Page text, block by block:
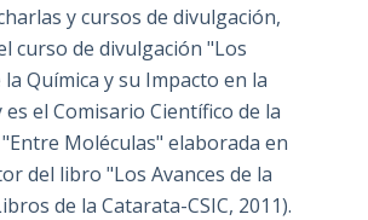
y cursos de divulgación,
curso de divulgación "Los
la Química y su Impacto en la
es el Comisario Científico de la
Moléculas" elaborada en
del libro "Los Avances de la
de la Catarata-CSIC, 2011).